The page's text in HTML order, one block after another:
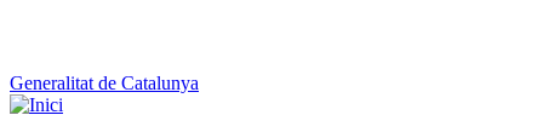
Generalitat de Catalunya